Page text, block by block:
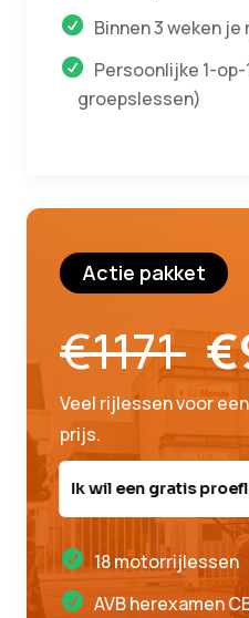
Binnen 3 weken
Persoonlijke 1-
groepslessen)
Actie pakket
€1171
Veel rijlessen voor
prijs.
Ik wil een gratis
18 motorrijlessen
AVB herexamen